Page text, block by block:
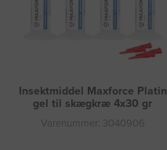
Insektmiddel Maxforce Platin
gel til skægkræ 4x30 gr
Varenummer: 3040906